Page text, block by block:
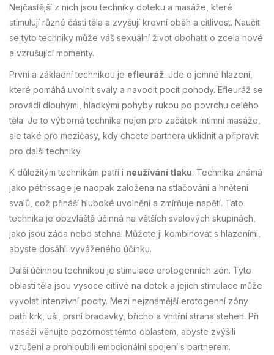
Nejčastější z nich jsou techniky doteku a masáže, které
stimulují různé části těla a zvyšují krevní oběh a citlivost. Naučit
se tyto techniky může váš sexuální život obohatit o zcela nové
a vzrušující momenty.
První a základní technikou je efleuráž. Jde o jemné hlazení,
které pomáhá uvolnit svaly a navodit pocit pohody. Efleuráž se
provádí dlouhými, hladkými pohyby rukou po povrchu celého
těla. Je to výborná technika nejen pro začátek intimní masáže,
ale také pro mezičasy, kdy chcete partnera uklidnit a připravit
pro další techniky.
K důležitým technikám patří i neužívání tlaku. Technika známá
jako pétrissage je naopak založena na stlačování a hnětení
svalů, což přináší hluboké uvolnění a zmírňuje napětí. Tato
technika je obzvláště účinná na větších svalových skupinách,
jako jsou záda nebo stehna. Můžete ji kombinovat s hlazeními,
abyste dosáhli vyváženého účinku.
Další účinnou technikou je stimulace erotogenních zón. Tyto
oblasti těla jsou vysoce citlivé na dotek a jejich stimulace může
vyvolat intenzivní pocity. Mezi nejznámější erotogenní zóny
patří krk, uši, prsní bradavky, břicho a vnitřní strana stehen. Při
masáži věnujte pozornost těmto oblastem, abyste zvýšili
vzrušení a prohloubili emocionální spojení s partnerem.